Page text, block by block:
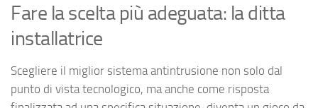
Fare la scelta più adeguata: la ditta
installatrice
Scegliere il miglior sistema antintrusione non solo dal
punto di vista tecnologico, ma anche come risposta